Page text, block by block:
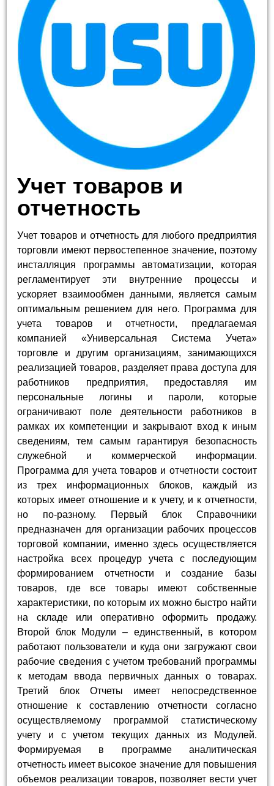
Учет товаров и
отчетность
Учет товаров и отчетность для любого предприятия
торговли имеют первостепенное значение, поэтому
инсталляция программы автоматизации, которая
регламентирует эти внутренние процессы и
ускоряет взаимообмен данными, является самым
оптимальным решением для него. Программа для
учета товаров и отчетности, предлагаемая
компанией «Универсальная Система Учета»
торговле и другим организациям, занимающихся
реализацией товаров, разделяет права доступа для
работников предприятия, предоставляя им
персональные логины и пароли, которые
ограничивают поле деятельности работников в
рамках их компетенции и закрывают вход к иным
сведениям, тем самым гарантируя безопасность
служебной и коммерческой информации.
Программа для учета товаров и отчетности состоит
из трех информационных блоков, каждый из
которых имеет отношение и к учету, и к отчетности,
но по-разному. Первый блок Справочники
предназначен для организации рабочих процессов
торговой компании, именно здесь осуществляется
настройка всех процедур учета с последующим
формированием отчетности и создание базы
товаров, где все товары имеют собственные
характеристики, по которым их можно быстро найти
на складе или оперативно оформить продажу.
Второй блок Модули – единственный, в котором
работают пользователи и куда они загружают свои
рабочие сведения с учетом требований программы
к методам ввода первичных данных о товарах.
Третий блок Отчеты имеет непосредственное
отношение к составлению отчетности согласно
осуществляемому программой статистическому
учету и с учетом текущих данных из Модулей.
Формируемая в программе аналитическая
отчетность имеет высокое значение для повышения
объемов реализации товаров, позволяет вести учет